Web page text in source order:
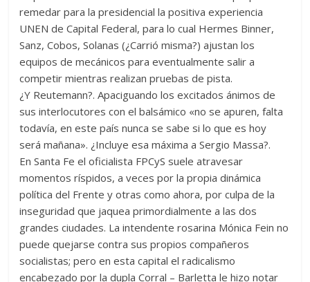
remedar para la presidencial la positiva experiencia
UNEN de Capital Federal, para lo cual Hermes Binner,
Sanz, Cobos, Solanas (¿Carrió misma?) ajustan los
equipos de mecánicos para eventualmente salir a
competir mientras realizan pruebas de pista.
¿Y Reutemann?. Apaciguando los excitados ánimos de
sus interlocutores con el balsámico «no se apuren, falta
todavía, en este país nunca se sabe si lo que es hoy
será mañana». ¿Incluye esa máxima a Sergio Massa?.
En Santa Fe el oficialista FPCyS suele atravesar
momentos ríspidos, a veces por la propia dinámica
política del Frente y otras como ahora, por culpa de la
inseguridad que jaquea primordialmente a las dos
grandes ciudades. La intendente rosarina Mónica Fein no
puede quejarse contra sus propios compañeros
socialistas; pero en esta capital el radicalismo
encabezado por la dupla Corral – Barletta le hizo notar